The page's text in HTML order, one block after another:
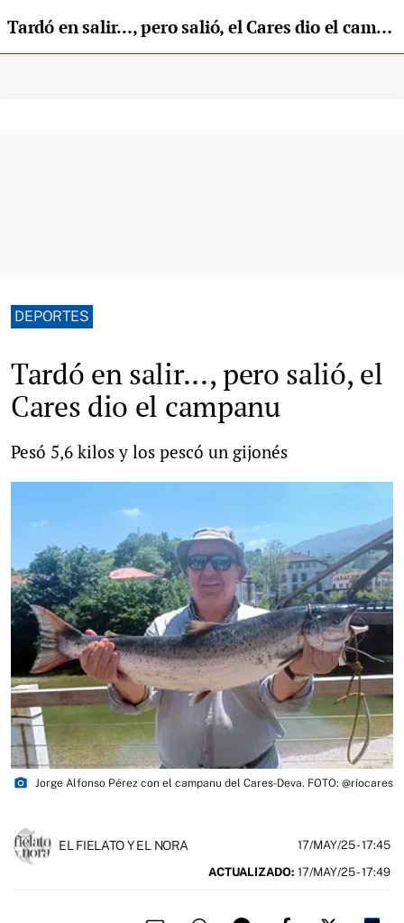
Tardó en salir..., pero salió, el Cares dio el campanu
DEPORTES
Tardó en salir..., pero salió, el
Cares dio el campanu
Pesó 5,6 kilos y los pescó un gijonés
photo_camera Jorge Alfonso Pérez con el campanu del Cares-Deva. FOTO: @ríocares
EL FIELATO Y EL NORA 17/MAY/25- 17:45
ACTUALIZADO: 17/MAY/25 - 17:49